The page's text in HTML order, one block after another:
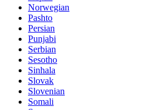
Norwegian
Pashto
Persian
Punjabi
Serbian
Sesotho
Sinhala
Slovak
Slovenian
Somali